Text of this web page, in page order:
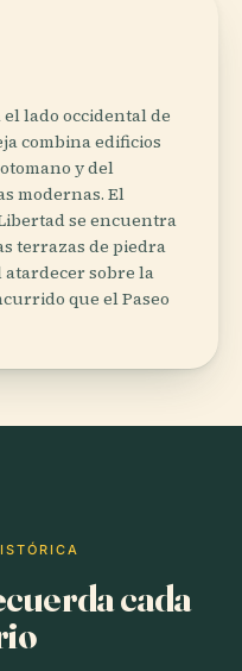
lado occidental de
combina edificios
y del
modernas. El
se encuentra
terrazas de piedra
sobre la
que el Paseo
cada